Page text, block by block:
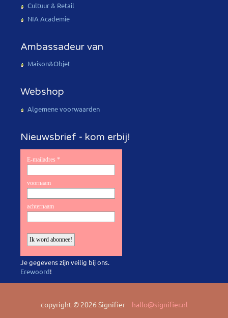
Cultuur & Retail
NIA Academie
Ambassadeur van
Maison&Objet
Webshop
Algemene voorwaarden
Nieuwsbrief - kom erbij!
Je gegevens zijn veilig bij ons.
Erewoord!
copyright © 2026 Signifier hallo@signifier.nl